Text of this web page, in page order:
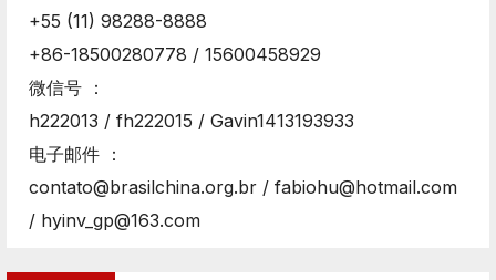
+55 (11) 98288-8888
+86-18500280778 / 15600458929
微信号 ：
h222013 / fh222015 / Gavin1413193933
电子邮件 ：
contato@brasilchina.org.br / fabiohu@hotmail.com
/ hyinv_gp@163.com